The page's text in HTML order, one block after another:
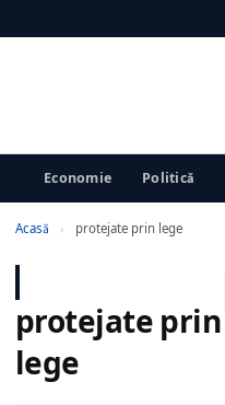
Economie Politică
Acasă › protejate prin lege
protejate prin
lege